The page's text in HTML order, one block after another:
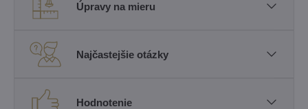
Úpravy na mieru
Najčastejšie otázky
Hodnotenie